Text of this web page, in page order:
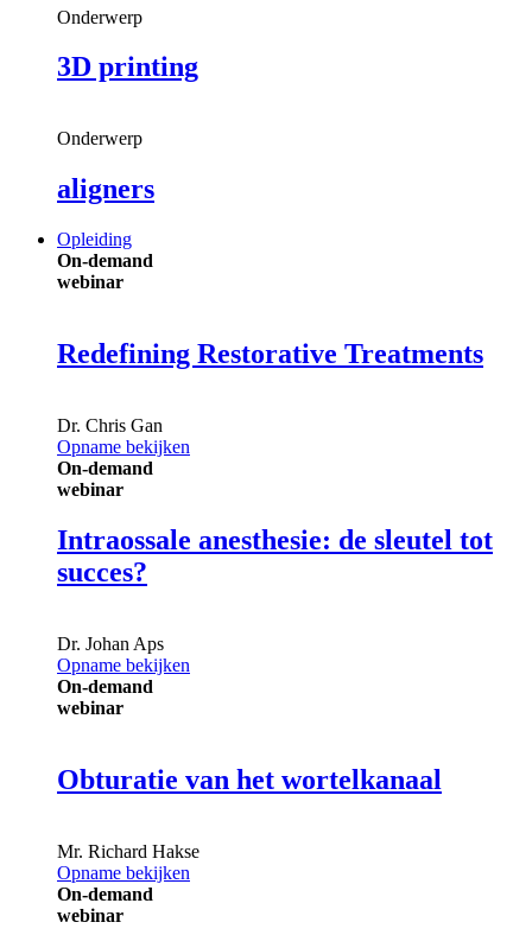
Onderwerp
3D printing
Onderwerp
aligners
Opleiding
On-demand
webinar
Redefining Restorative Treatments
Dr. Chris Gan
Opname bekijken
On-demand
webinar
Intraossale anesthesie: de sleutel tot
succes?
Dr. Johan Aps
Opname bekijken
On-demand
webinar
Obturatie van het wortelkanaal
Mr. Richard Hakse
Opname bekijken
On-demand
webinar